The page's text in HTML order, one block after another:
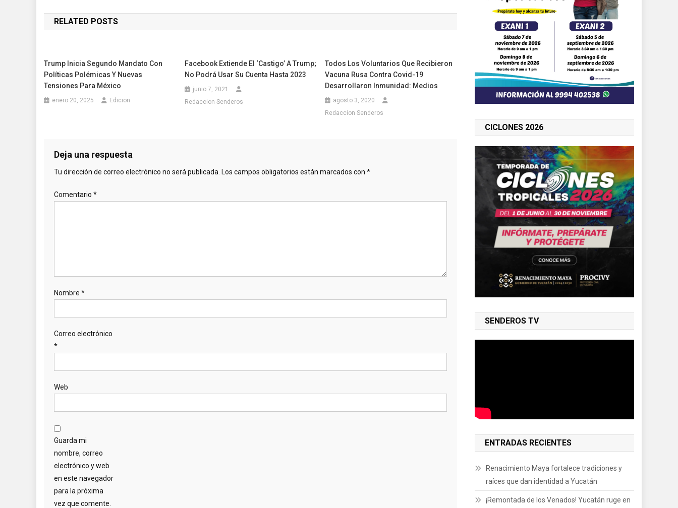
de
entradas
RELATED POSTS
Trump Inicia Segundo Mandato Con
Políticas Polémicas Y Nuevas
Tensiones Para México
enero 20, 2025 Edicion
Facebook Extiende El ‘castigo’ A Trump;
No Podrá Usar Su Cuenta Hasta 2023
junio 7, 2021
Redaccion Senderos
Todos Los Voluntarios Que Recibieron
Vacuna Rusa Contra Covid-19
Desarrollaron Inmunidad: Medios
agosto 3, 2020
Redaccion Senderos
Deja una respuesta
Tu dirección de correo electrónico no será publicada. Los campos obligatorios están marcados con *
Comentario *
Nombre *
Correo electrónico
*
Web
Guarda mi
nombre, correo
electrónico y web
en este navegador
para la próxima
vez que comente.
CICLONES 2026
SENDEROS TV
ENTRADAS RECIENTES
Renacimiento Maya fortalece tradiciones y
raíces que dan identidad a Yucatán
¡Remontada de los Venados! Yucatán ruge en